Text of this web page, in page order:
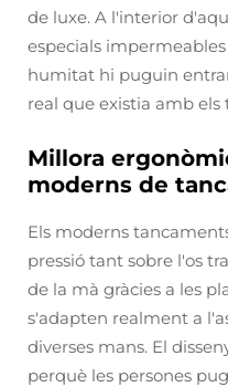
de luxe. A l'interior
especials
humitat hi puguin
real que existia amb
Millora
moderns de
Els moderns
pressió tant sobre l'os
de la mà gràcies a les
s'adapten realment a
diverses mans. El
perquè les persones